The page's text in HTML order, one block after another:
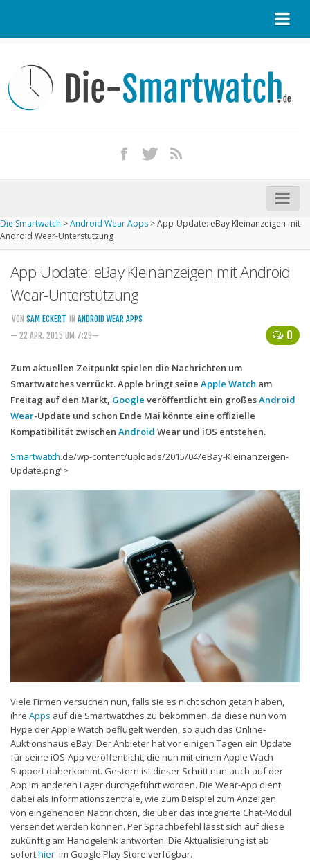
Kontakt / Tipp geben
Impressum
iPhone kaufen
Startseite
Kommende Smartwatches
Handytarife
Smartphonetarife
Datentarife
o2
Smartphonetarife
Mobilfunk-Vergleichsrechner
Mobilfunk-Tarifrechner
Flatrate-Datentarife
Die Smartwatch >Android Wear Apps >App-Update: eBay Kleinanzeigen mit
Android Wear-Unterstützung
App-Update: eBay Kleinanzeigen mit Android
Wear-Unterstützung
0
VON SAM ECKERT IN ANDROID WEAR APPS
— 22 APR. 2015 UM 7:29—
Zum aktuellen Zeitpunkt spielen die Nachrichten um
Smartwatches verrückt. Apple bringt seine Apple Watch am
Freitag auf den Markt, Google veröffentlicht ein großesAndroid
Wear-Update und schon Ende Mai könnte eine offizielle
Kompatibilität zwischen Android Wear und iOS entstehen.
Smartwatch.de/wp-content/uploads/2015/04/eBay-Kleinanzeigen-
Update.png“>
Viele Firmen versuchen nun, falls sie es nicht schon getan haben,
ihre Apps auf die Smartwatches zu bekommen, da diese nun vom
Hype der Apple Watch beflügelt werden, so auch das Online-
Auktionshaus eBay. Der Anbieter hat vor einigen Tagen ein Update
für seine iOS-App veröffentlicht, die nun mit einem Apple Wach
Support daherkommt. Gestern ist dieser Schritt nun auch auf der
App im anderen Lager durchgeführt worden. Die Wear-App dient
dabei als Informationszentrale, wie zum Beispiel zum Anzeigen
von eingehenden Nachrichten, die über das integrierte Chat-Modul
versendet werden können. Per Sprachbefehl lässt sich auf diese
zukünftig am Handgelenk antworten. Die Aktualisierung ist ab
soforthier im Google Play Store verfügbar.